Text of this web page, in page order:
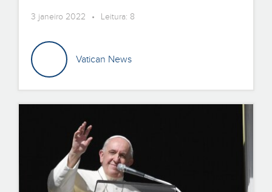
3 janeiro 2022 • Leitura: 8
Vatican News